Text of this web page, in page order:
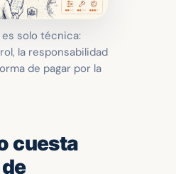
solo técnica:
la responsabilidad
de pagar por la
cuesta